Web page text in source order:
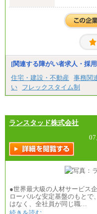
・一律地域
・試用期間
月給
※1…東京都、
※3…愛知県
※4…北海道、
潟県、富山
分県、長崎
県、福島県、
◆パート・
時給制：最
る。
【エアサーブ
月給223,000
【正社員】
[全国社員]月
[地域社員]月
【契約社員
[関連する障がい者求人・採
住宅・建設・不動産
事務関
い
フレックスタイム制
ランスタッド株式会社
●世界最大級の人材サービ
ローバルな安定基盤のもと
はなく、全社員が同じ職…